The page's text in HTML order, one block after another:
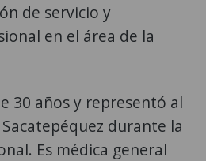
de servicio y
en el área de la
30 años y representó al
durante la
Es médica general